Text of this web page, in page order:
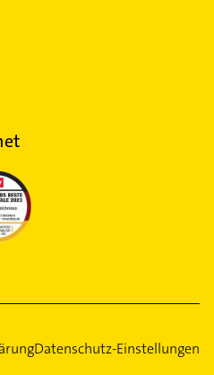
Datenschutz-Einstellungen